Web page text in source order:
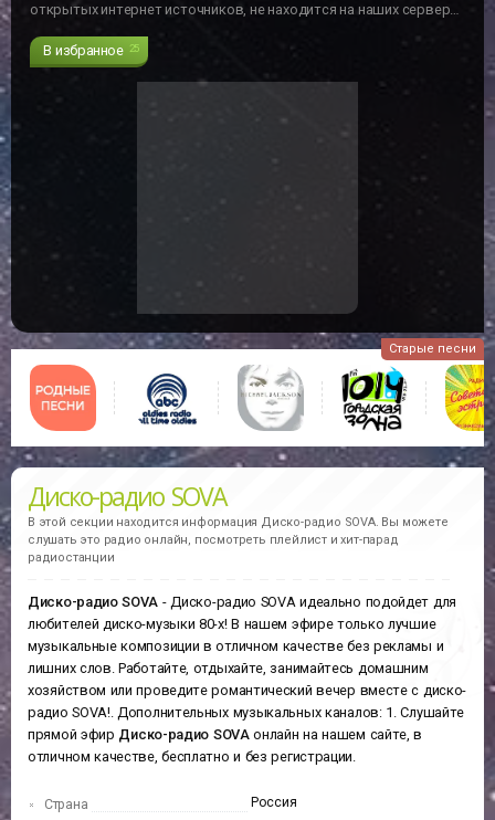
открытых интернет источников, не находится на наших серверах
В избранное 25
Старые песни
Диско-радио SOVA
В этой секции находится информация Диско-радио SOVA. Вы можете
слушать это радио онлайн, посмотреть плейлист и хит-парад
радиостанции
Диско-радио SOVA - Диско-радио SOVA идеально подойдет для
любителей диско-музыки 80-х! В нашем эфире только лучшие
музыкальные композиции в отличном качестве без рекламы и
лишних слов. Работайте, отдыхайте, занимайтесь домашним
хозяйством или проведите романтический вечер вместе с диско-
радио SOVA!. Дополнительных музыкальных каналов: 1. Слушайте
прямой эфир Диско-радио SOVAонлайн на нашем сайте, в
отличном качестве, бесплатно и без регистрации.
Страна
Россия